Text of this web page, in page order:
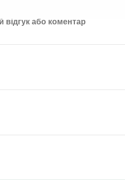
відгук або коментар